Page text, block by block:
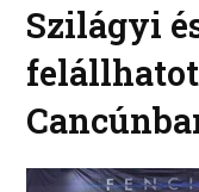
Szilágyi